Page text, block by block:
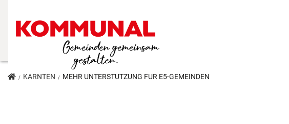
KÄRNTEN MEHR UNTERSTÜTZUNG FÜR E5-GEMEINDEN